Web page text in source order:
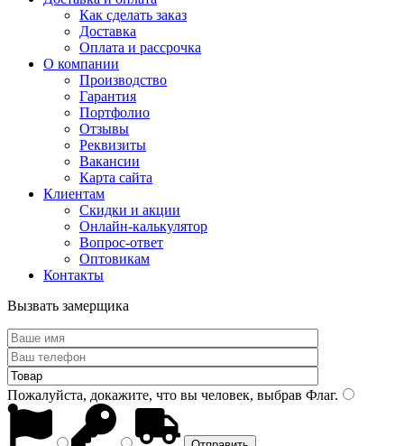
Как сделать заказ
Доставка
Оплата и рассрочка
О компании
Производство
Гарантия
Портфолио
Отзывы
Реквизиты
Вакансии
Карта сайта
Клиентам
Скидки и акции
Онлайн-калькулятор
Вопрос-ответ
Оптовикам
Контакты
Вызвать замерщика
Пожалуйста, докажите, что вы человек, выбрав Флаг.